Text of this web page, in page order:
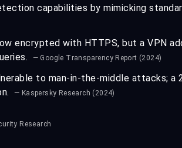
capabilities by mimicking
encrypted with HTTPS, but a VPN
— Google Transparency Report (2024)
to man-in-the-middle attacks;
— Kaspersky Research (2024)
Research